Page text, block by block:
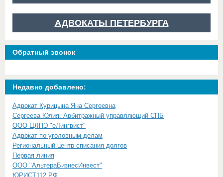
АДВОКАТЫ ПЕТЕРБУРГА
Обратный звонок
Недавно добавлено:
Адвокат Курицына Яна Сергеевна
Сергеева Юлия. Арбитражный управляющий СПБ
ООО ЦЛПЭ "еЛингвист"
Адвокат по уголовным делам
Региональный центр списания долгов
Первая линия
ООО "АльтераБизнесИнвест"
ЮРИСТ112.РФ